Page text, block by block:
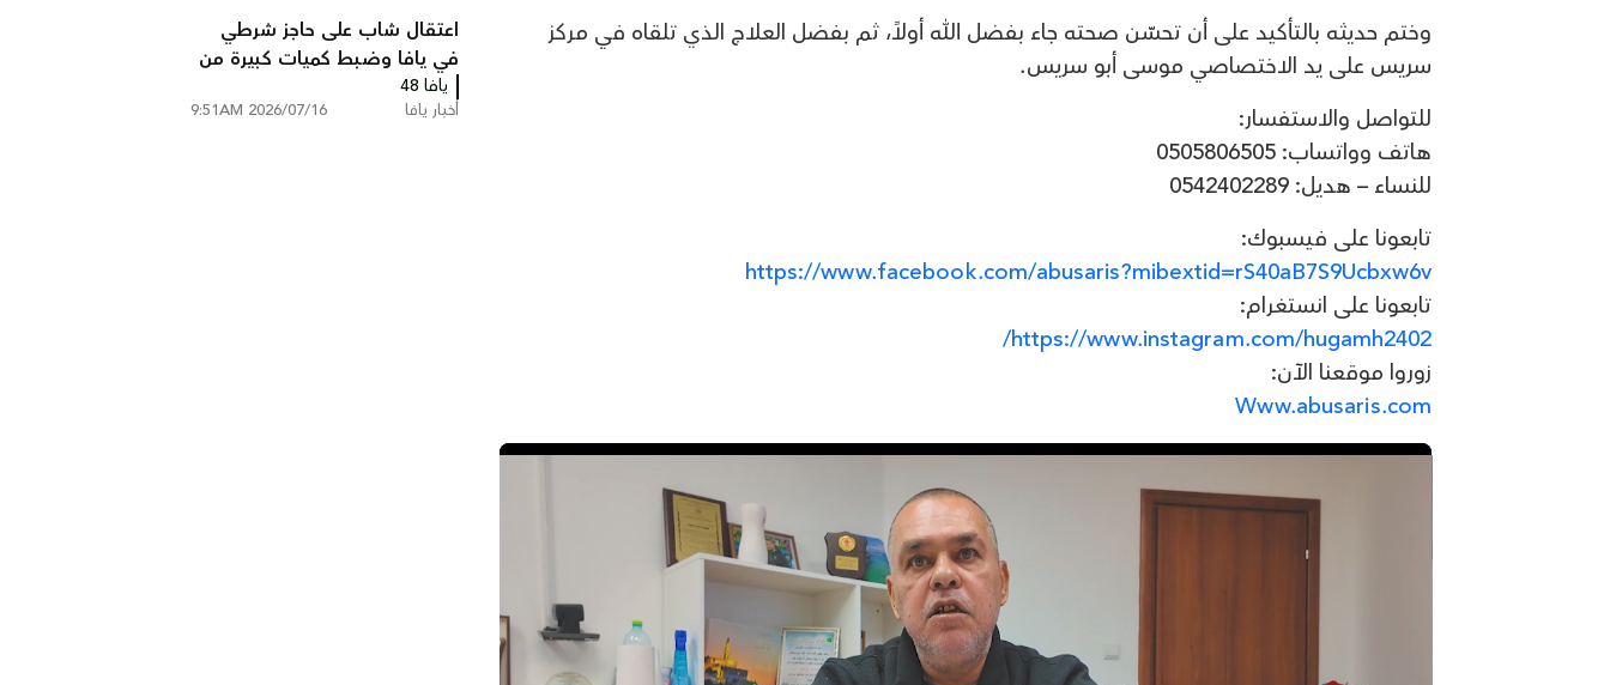
وختم حديثه بالتأكيد على أن تحسّن صحته جاء بفضل الله أولاً، ثم بفضل العلاج الذي تلقاه في مركز
سريس على يد الاختصاصي موسى أبو سريس.
للتواصل والاستفسار:
هاتف وواتساب: 0505806505
للنساء – هديل: 0542402289
تابعونا على فيسبوك:
https://www.facebook.com/abusaris?mibextid=rS40aB7S9Ucbxw6v
تابعونا على انستغرام:
https://www.instagram.com/hugamh2402/
زوروا موقعنا الآن:
Www.abusaris.com
اعتقال شاب على حاجز شرطي
في يافا وضبط كميات كبيرة من
المخدرات بمنزله
يافا 48
أخبار يافا 2026/07/16 9:51AM